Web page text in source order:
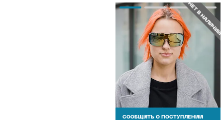
НЕТ В НАЛИЧИИ
СООБЩИТЬ О ПОСТУПЛЕНИИ